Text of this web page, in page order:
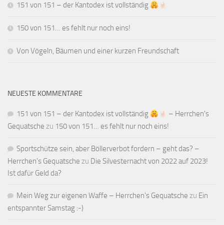
151 von 151 – der Kantodex ist vollständig
150 von 151… es fehlt nur noch eins!
Von Vögeln, Bäumen und einer kurzen Freundschaft
NEUESTE KOMMENTARE
151 von 151 – der Kantodex ist vollständig
– Herrchen's
Gequatsche zu 150 von 151… es fehlt nur noch eins!
Sportschütze sein, aber Böllerverbot fordern – geht das? –
Herrchen's Gequatsche zu Die Silvesternacht von 2022 auf 2023!
Ist dafür Geld da?
Mein Weg zur eigenen Waffe – Herrchen's Gequatsche zu Ein
entspannter Samstag :-)